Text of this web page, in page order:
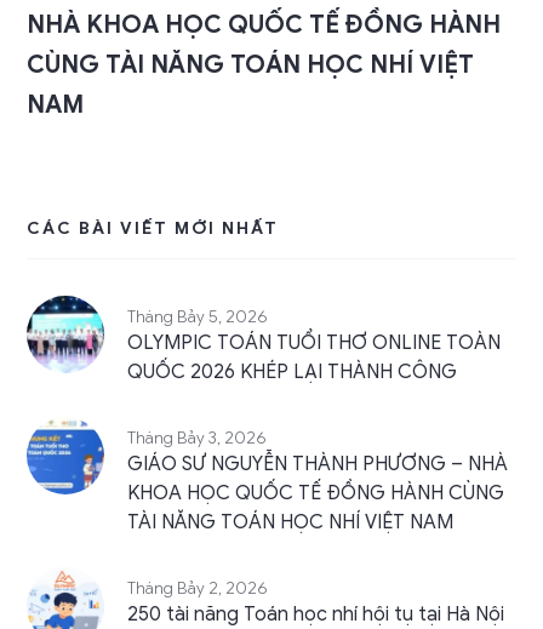
NHÀ KHOA HỌC QUỐC TẾ ĐỒNG HÀNH
CÙNG TÀI NĂNG TOÁN HỌC NHÍ VIỆT
NAM
CÁC BÀI VIẾT MỚI NHẤT
Tháng Bảy 5, 2026
OLYMPIC TOÁN TUỔI THƠ ONLINE TOÀN
QUỐC 2026 KHÉP LẠI THÀNH CÔNG
Tháng Bảy 3, 2026
GIÁO SƯ NGUYỄN THÀNH PHƯƠNG – NHÀ
KHOA HỌC QUỐC TẾ ĐỒNG HÀNH CÙNG
TÀI NĂNG TOÁN HỌC NHÍ VIỆT NAM
Tháng Bảy 2, 2026
250 tài năng Toán học nhí hội tụ tại Hà Nội